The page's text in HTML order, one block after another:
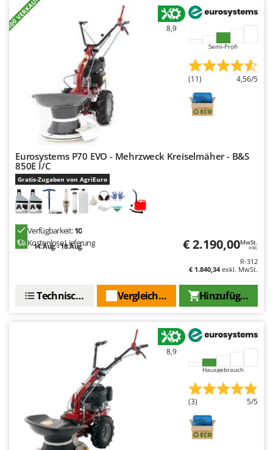
+100 VERKAUFT 8,9
Semi-Profi
(11) 4,56/5
Eurosystems P70 EVO - Mehrzweck Kreiselmäher - B&S
850E I/C
Gratis-Zugaben von AgriEuro
Verfügbarkeit:10
Kostenlose Lieferung
14. Aug. - 18. Aug. € 2.190,00MwSt.
inkl.
R-312
€ 1.840,34exkl. MwSt.
Hinzufügen
Vergleichen Sie
Technische Daten
8,9
Hausgebrauch
(3) 5/5